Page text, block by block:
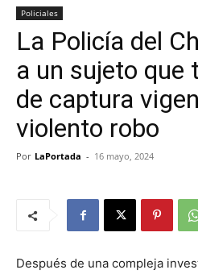
Portada
Policiales
La Policía del
a un sujeto que
de captura
violento robo
Por LaPortada - 16 mayo, 2024
Después de una compleja